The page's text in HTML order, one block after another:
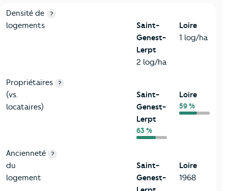
1-Immobilier
Critères Saint-Genest-Lerpt
Densité de
logements
?
Saint-
Genest-
Lerpt
2 log/ha
Loire
1 log/ha
Propriétaires
(vs.
locataires)
?
Saint-
Genest-
Lerpt
63 %
Loire
59 %
Ancienneté
du
logement
?
Saint-
Genest-
Loire
1968